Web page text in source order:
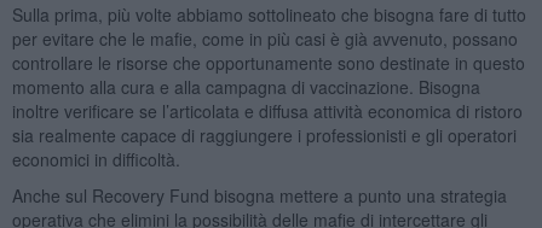
Sulla prima, più volte abbiamo sottolineato che bisogna fare di tutto
per evitare che le mafie, come in più casi è già avvenuto, possano
controllare le risorse che opportunamente sono destinate in questo
momento alla cura e alla campagna di vaccinazione. Bisogna
inoltre verificare se l’articolata e diffusa attività economica di ristoro
sia realmente capace di raggiungere i professionisti e gli operatori
economici in difficoltà.
Anche sul Recovery Fund bisogna mettere a punto una strategia
operativa che elimini la possibilità delle mafie di intercettare gli